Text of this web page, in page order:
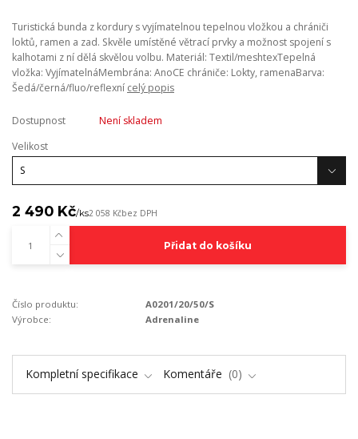
Turistická bunda z kordury s vyjímatelnou tepelnou vložkou a chrániči
loktů, ramen a zad. Skvěle umístěné větrací prvky a možnost spojení s
kalhotami z ní dělá skvělou volbu. Materiál: Textil/meshtexTepelná
vložka: VyjímatelnáMembrána: AnoCE chrániče: Lokty, ramenaBarva:
Šedá/černá/fluo/reflexní celý popis
Dostupnost
Není skladem
Velikost
2 490 Kč/ks2 058 Kčbez DPH
Přidat do košíku
Číslo produktu:
A0201/20/50/S
Výrobce:
Adrenaline
Kompletní specifikace Komentáře 0